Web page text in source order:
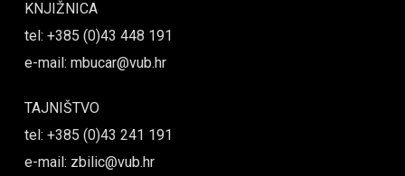
KNJIŽNICA
tel: +385 (0)43 448 191
e-mail: mbucar@vub.hr
TAJNIŠTVO
tel: +385 (0)43 241 191
e-mail: zbilic@vub.hr